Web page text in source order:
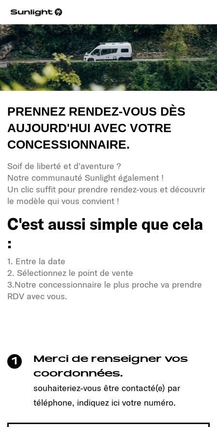
PRENNEZ RENDEZ-VOUS DÈS
AUJOURD'HUI AVEC VOTRE
CONCESSIONNAIRE.
Soif de liberté et d'aventure ?
Notre communauté Sunlight également !
Un clic suffit pour prendre rendez-vous et découvrir
le modèle qui vous convient !
C'est aussi simple que cela
:
1. Entre la date
2. Sélectionnez le point de vente
3.Notre concessionnaire le plus proche va prendre
RDV avec vous.
C'est aussi simple que cela
1. Entre la date
2. Sélectionnez le point de vente
1
Merci de renseigner vos
coordonnées.
souhaiteriez-vous être contacté(e) par
téléphone, indiquez ici votre numéro.